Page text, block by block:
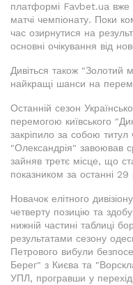
платформі Favbet.ua вже
матчі чемпіонату. Поки
час озирнутися на
основні очікування від
Дивіться також "Золотий
найкращі шанси на
Останній сезон
перемогою київського
закріпило за собою титул
"Олександрія" завоював
зайняв третє місце, що
показником за останні 29
Новачок елітного
четверту позицію та
нижній частині таблиці
результатами сезону
Петрового вибули
Берег" з Києва та
УПЛ, програвши у